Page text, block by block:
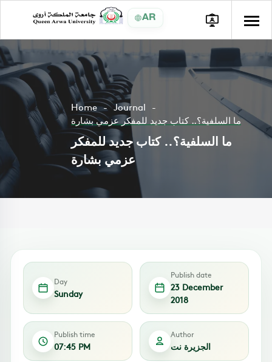
AR
Home
Journal
ما السلفية؟.. كتاب جديد للمفكر عزمي بشارة
ما السلفية؟.. كتاب جديد للمفكر
عزمي بشارة
Day
Sunday
Publish date
23 December
2018
Publish time
07:45 PM
Author
الجزيرة نت